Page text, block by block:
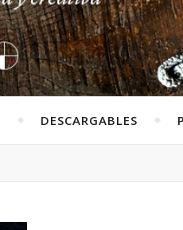
DESCARGABLES